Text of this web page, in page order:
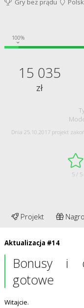
Gry bez prądu
100%
15 035
zł
Dnia 25.10.2017 projekt
5 / 5
Projekt
Aktualizacja #14
Bonusy i
gotowe
Witajcie.